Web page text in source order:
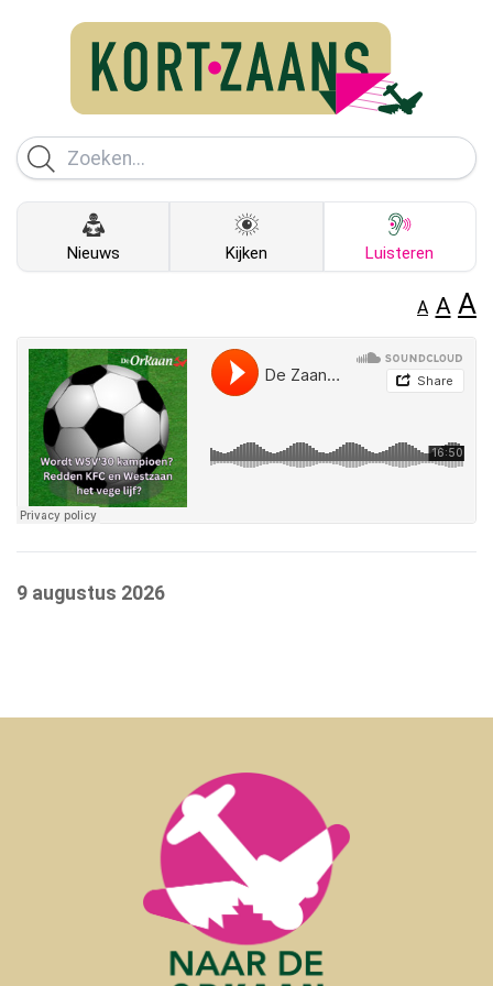
Nieuws Kijken Luisteren
A A A
9 augustus 2026